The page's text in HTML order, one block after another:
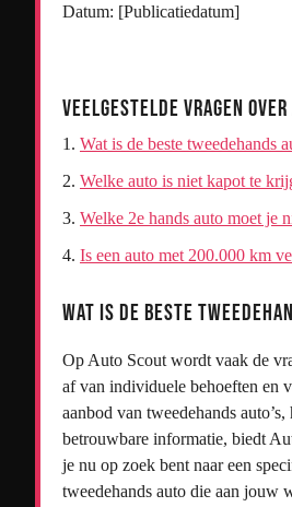
Datum: [Publicatiedatum]
Veelgestelde Vragen over
Wat is de beste tweedehands
Welke auto is niet kapot te
Welke 2e hands auto moet je
Is een auto met 200.000 km
Wat is de beste
Op Auto Scout wordt vaak de
af van individuele behoeften en
aanbod van tweedehands
betrouwbare informatie, biedt
je nu op zoek bent naar een
tweedehands auto die aan jouw